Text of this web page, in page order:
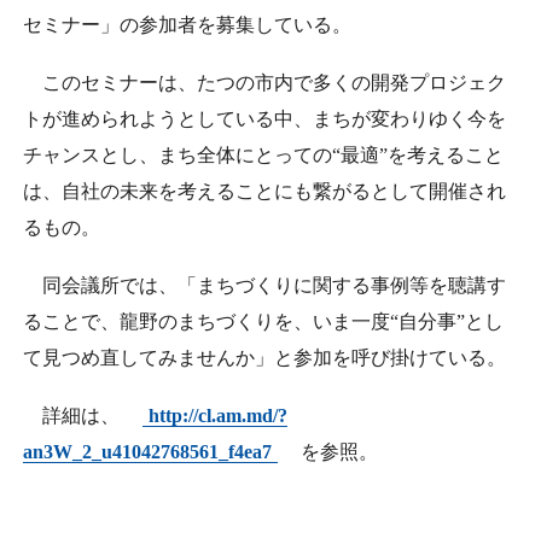
情報提供・広報
その他サービス
役員紹介
日商のあゆみ
委員会・専門委員会
日商創立100周年宣言
採用情報
セミナー」の参加者を募集している。
このセミナーは、たつの市内で多くの開発プロジェク
トが進められようとしている中、まちが変わりゆく今を
チャンスとし、まち全体にとっての“最適”を考えること
は、自社の未来を考えることにも繋がるとして開催され
るもの。
同会議所では、「まちづくりに関する事例等を聴講す
ることで、龍野のまちづくりを、いま一度“自分事”とし
て見つめ直してみませんか」と参加を呼び掛けている。
詳細は、
http://cl.am.md/?
an3W_2_u41042768561_f4ea7
を参照。